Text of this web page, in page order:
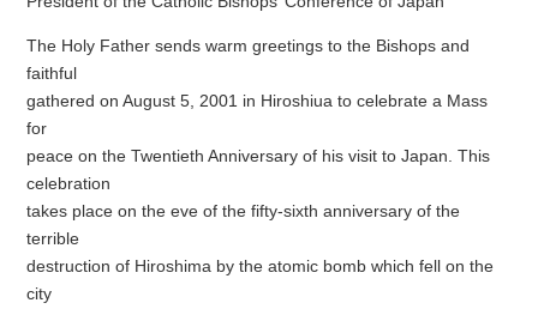
The Holy Father sends warm greetings to the Bishops and
faithful
gathered on August 5, 2001 in Hiroshiua to celebrate a Mass
for
peace on the Twentieth Anniversary of his visit to Japan. This
celebration
takes place on the eve of the fifty-sixth anniversary of the
terrible
destruction of Hiroshima by the atomic bomb which fell on the
city